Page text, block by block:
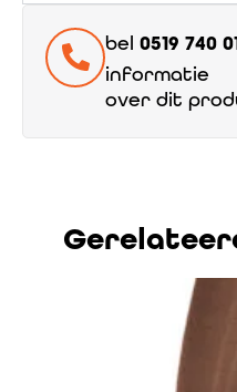
bel 0519 740
informatie
over dit